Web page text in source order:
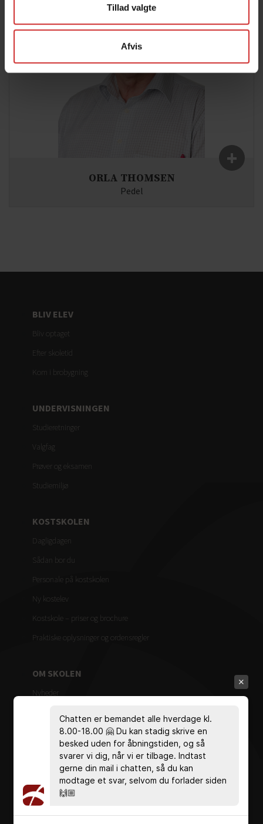
Tillad valgte
Afvis
+
ORLA THOMSEN
Pedel
BLIV ELEV
Bliv optaget
Efter skoletid
Kom i brobygning
UNDERVISNINGEN
Studieretninger
Valgfag
Prøver og eksamen
Studiemiljø
KOSTSKOLEN
Dagligdagen
Sådan bor du
Personale på kostskolen
Ny kostelev
Kostskole – priser og brochure
Praktiske oplysninger og ordensregler
OM SKOLEN
Nyheder
Ledelse & administration
Vedtægter
Målsætning
Studie- og ordensregler
Chatten er bemandet alle hverdage kl.
8.00-18.00 🤗 Du kan stadig skrive en
besked uden for åbningstiden, og så
svarer vi dig, når vi er tilbage. Indtast
gerne din mail i chatten, så du kan
modtage et svar, selvom du forlader siden
🙌🏼